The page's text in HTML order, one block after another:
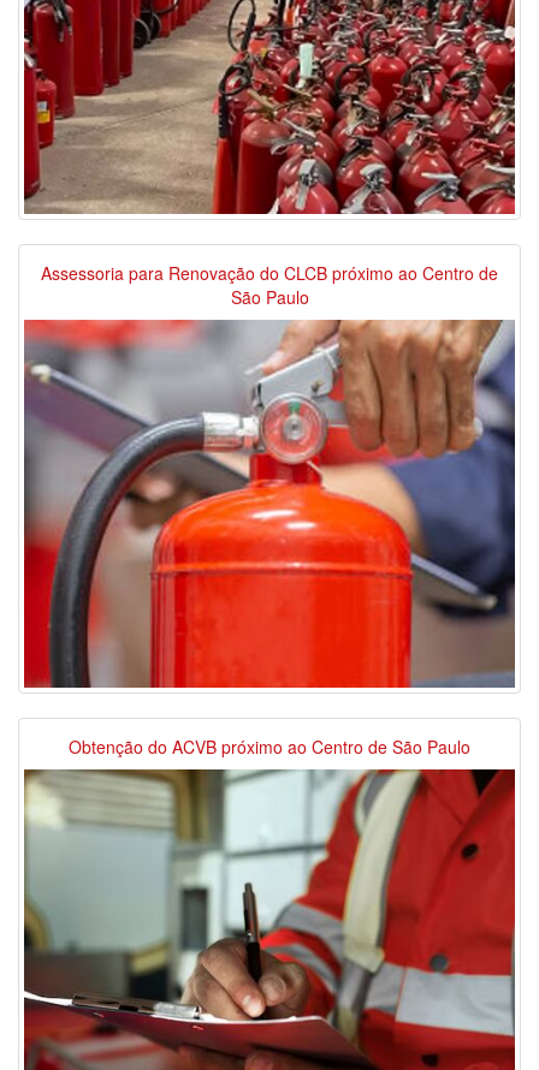
Assessoria para Renovação do CLCB próximo ao Centro de
São Paulo
Obtenção do ACVB próximo ao Centro de São Paulo